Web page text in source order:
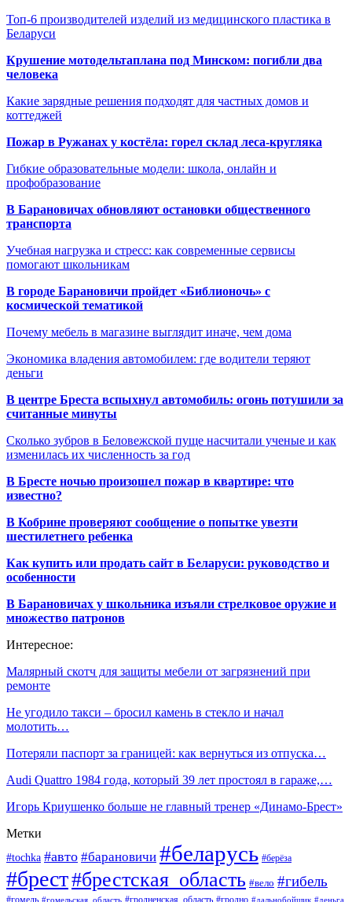
Топ-6 производителей изделий из медицинского пластика в
Беларуси
Крушение мотодельтаплана под Минском: погибли два
человека
Какие зарядные решения подходят для частных домов и
коттеджей
Пожар в Ружанах у костёла: горел склад леса-кругляка
Гибкие образовательные модели: школа, онлайн и
профобразование
В Барановичах обновляют остановки общественного
транспорта
Учебная нагрузка и стресс: как современные сервисы
помогают школьникам
В городе Барановичи пройдет «Библионочь» с
космической тематикой
Почему мебель в магазине выглядит иначе, чем дома
Экономика владения автомобилем: где водители теряют
деньги
В центре Бреста вспыхнул автомобиль: огонь потушили за
считанные минуты
Сколько зубров в Беловежской пуще насчитали ученые и как
изменилась их численность за год
В Бресте ночью произошел пожар в квартире: что
известно?
В Кобрине проверяют сообщение о попытке увезти
шестилетнего ребенка
Как купить или продать сайт в Беларуси: руководство и
особенности
В Барановичах у школьника изъяли стрелковое оружие и
множество патронов
Интересное:
Малярный скотч для защиты мебели от загрязнений при
ремонте
Не угодило такси – бросил камень в стекло и начал
молотить…
Потеряли паспорт за границей: как вернуться из отпуска…
Audi Quattro 1984 года, который 39 лет простоял в гараже,…
Игорь Криушенко больше не главный тренер «Динамо-Брест»
Метки
#tochka #авто #барановичи #беларусь #берёза
#брест#брестская_область #вело #гибель
#гомель #гомельская_область #гродненская_область #гродно #дальнобойщик #деньга